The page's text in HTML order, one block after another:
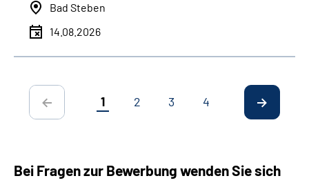
Bad Steben
14.08.2026
1 2 3 4
Bei Fragen zur Bewerbung wenden Sie sich